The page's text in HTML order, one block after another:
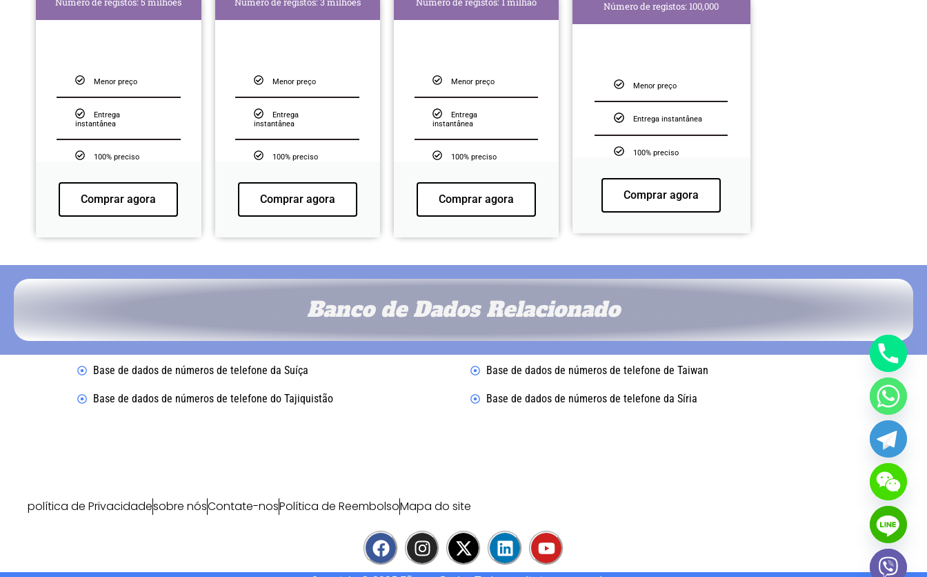
Menor preço
Entrega
instantânea
100% preciso
Comprar agora
Menor preço
Entrega
instantânea
100% preciso
Comprar agora
Menor preço
Entrega
instantânea
100% preciso
Comprar agora
Número de registos: 100,000
Menor preço
Entrega instantânea
100% preciso
Comprar agora
Banco de Dados Relacionado
Base de dados de números de telefone da Suíça
Base de dados de números de telefone do Tajiquistão
Base de dados de números de telefone de Taiwan
Base de dados de números de telefone da Síria
política de Privacidadesobre nósContate-nosPolítica de ReembolsoMapa do site
F
a
I
n
X
-
L
i
Y
o